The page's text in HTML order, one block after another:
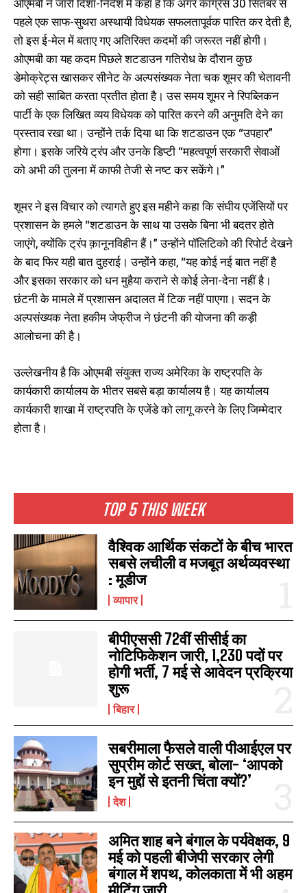
I WANT IN
I've read and accept thePrivacy Policy.
TOP 5 THIS WEEK
वैश्विक आर्थिक संकटों के बीच भारत
सबसे लचीली व मजबूत अर्थव्यवस्था
: मूडीज
व्यापार
बीपीएससी 72वीं सीसीई का
नोटिफिकेशन जारी, 1,230 पदों पर
होगी भर्ती, 7 मई से आवेदन प्रक्रिया
शुरू
बिहार
सबरीमाला फैसले वाली पीआईएल पर
सुप्रीम कोर्ट सख्त, बोला- ‘आपको
इन मुद्दों से इतनी चिंता क्यों?’
देश
अमित शाह बने बंगाल के पर्यवेक्षक, 9
मई को पहली बीजेपी सरकार लेगी
बंगाल में शपथ, कोलकाता में भी अहम
ओएमबी ने जारी दिशा-निर्देश में कहा है कि अगर कांग्रेस 30 सितंबर से
पहले एक साफ-सुथरा अस्थायी विधेयक सफलतापूर्वक पारित कर देती है,
तो इस ई-मेल में बताए गए अतिरिक्त कदमों की जरूरत नहीं होगी।
ओएमबी का यह कदम पिछले शटडाउन गतिरोध के दौरान कुछ
डेमोक्रेट्स खासकर सीनेट के अल्पसंख्यक नेता चक शूमर की चेतावनी
को सही साबित करता प्रतीत होता है। उस समय शूमर ने रिपब्लिकन
पार्टी के एक लिखित व्यय विधेयक को पारित करने की अनुमति देने का
प्रस्ताव रखा था। उन्होंने तर्क दिया था कि शटडाउन एक “उपहार”
होगा। इसके जरिये ट्रंप और उनके डिप्टी “महत्वपूर्ण सरकारी सेवाओं
को अभी की तुलना में काफी तेजी से नष्ट कर सकेंगे।”
शूमर ने इस विचार को त्यागते हुए इस महीने कहा कि संघीय एजेंसियों पर
प्रशासन के हमले “शटडाउन के साथ या उसके बिना भी बदतर होते
जाएंगे, क्योंकि ट्रंप क़ानूनविहीन हैं।” उन्होंने पॉलिटिको की रिपोर्ट देखने
के बाद फिर यही बात दुहराई। उन्होंने कहा, “यह कोई नई बात नहीं है
और इसका सरकार को धन मुहैया कराने से कोई लेना-देना नहीं है।
छंटनी के मामले में प्रशासन अदालत में टिक नहीं पाएगा। सदन के
अल्पसंख्यक नेता हकीम जेफ्रीज ने छंटनी की योजना की कड़ी
आलोचना की है।
उल्लेखनीय है कि ओएमबी संयुक्त राज्य अमेरिका के राष्ट्रपति के
कार्यकारी कार्यालय के भीतर सबसे बड़ा कार्यालय है। यह कार्यालय
कार्यकारी शाखा में राष्ट्रपति के एजेंडे को लागू करने के लिए जिम्मेदार
होता है।